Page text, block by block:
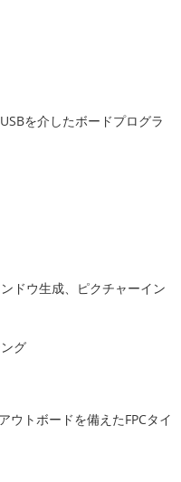
を介したボードプログラ
ドウ生成、ピクチャーイン
グ
トボードを備えたFPCタイ